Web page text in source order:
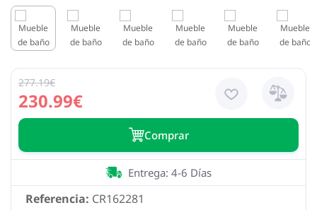
230.99€
277.19€
Сomprar
Referencia: CR162281
Entrega: 4-6 Días